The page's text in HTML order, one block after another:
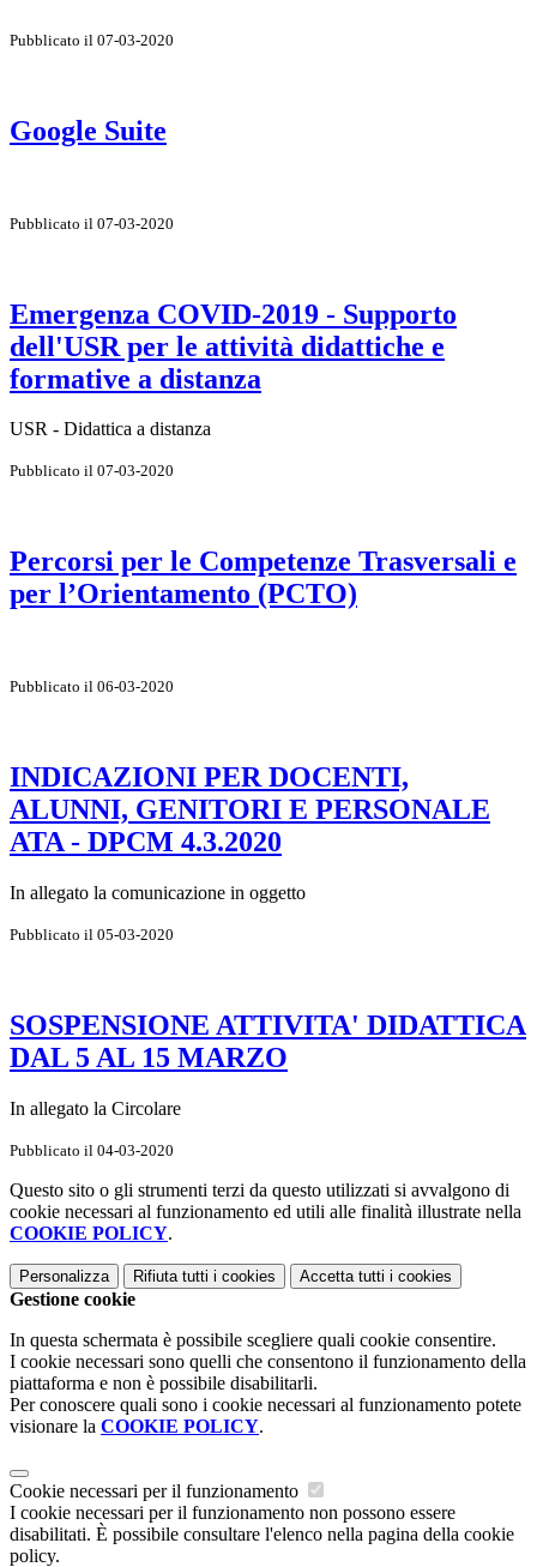
Pubblicato il 07-03-2020
Google Suite
Pubblicato il 07-03-2020
Emergenza COVID-2019 - Supporto
dell'USR per le attività didattiche e
formative a distanza
USR - Didattica a distanza
Pubblicato il 07-03-2020
Percorsi per le Competenze Trasversali e
per l’Orientamento (PCTO)
Pubblicato il 06-03-2020
INDICAZIONI PER DOCENTI,
ALUNNI, GENITORI E PERSONALE
ATA - DPCM 4.3.2020
In allegato la comunicazione in oggetto
Pubblicato il 05-03-2020
SOSPENSIONE ATTIVITA' DIDATTICA
DAL 5 AL 15 MARZO
In allegato la Circolare
Pubblicato il 04-03-2020
Questo sito o gli strumenti terzi da questo utilizzati si avvalgono di
cookie necessari al funzionamento ed utili alle finalità illustrate nella
COOKIE POLICY.
Personalizza Rifiuta tutti i cookies Accetta tutti i cookies
Gestione cookie
In questa schermata è possibile scegliere quali cookie consentire.
I cookie necessari sono quelli che consentono il funzionamento della
piattaforma e non è possibile disabilitarli.
Per conoscere quali sono i cookie necessari al funzionamento potete
visionare la COOKIE POLICY.
Cookie necessari per il funzionamento
I cookie necessari per il funzionamento non possono essere
disabilitati. È possibile consultare l'elenco nella pagina della cookie
policy.